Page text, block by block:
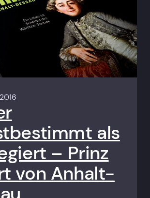
als
– Prinz
von Anhalt-